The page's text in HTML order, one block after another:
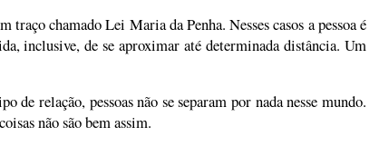
traço chamado Lei Maria da Penha. Nesses casos a pessoa é
inclusive, de se aproximar até determinada distância. Um
de relação, pessoas não se separam por nada nesse mundo.
não são bem assim.